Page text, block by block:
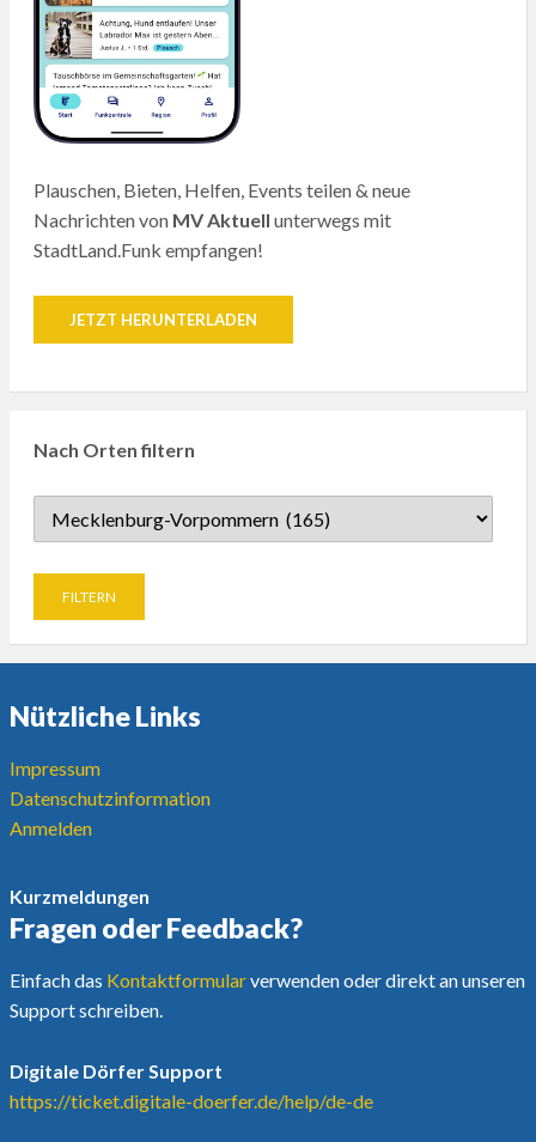
Plauschen, Bieten, Helfen, Events teilen & neue
Nachrichten von MV Aktuell unterwegs mit
StadtLand.Funk empfangen!
JETZT HERUNTERLADEN
Nach Orten filtern
Nützliche Links
Impressum
Datenschutzinformation
Anmelden
Kurzmeldungen
Fragen oder Feedback?
Einfach das Kontaktformularverwenden oder direkt an unseren
Support schreiben.
Digitale Dörfer Support
https://ticket.digitale-doerfer.de/help/de-de